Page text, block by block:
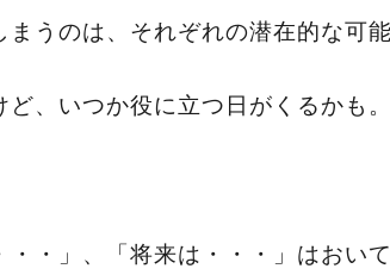
うのは、それぞれの潜在的な可
、いつか役に立つ日がくるかも。
・」、「将来は・・・」はおい